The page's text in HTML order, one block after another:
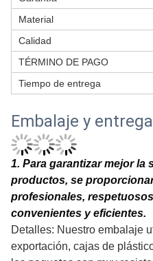
Material
Calidad
TÉRMINO DE PAGO
Tiempo de entrega
Embalaje y entrega